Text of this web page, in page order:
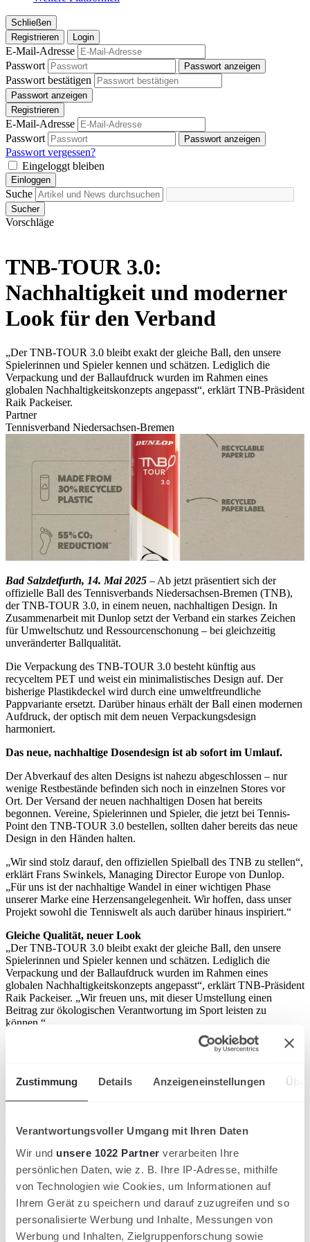
Zustimmung Details Anzeigeneinstellungen
Verantwortungsvoller Umgang mit Ihren Daten
Wir und unsere 1022 Partner verarbeiten Ihre
persönlichen Daten, wie z. B. Ihre IP-Adresse, mithilfe
von Technologien wie Cookies, um Informationen auf
Ihrem Gerät zu speichern und darauf zuzugreifen und so
personalisierte Werbung und Inhalte, Messungen von
Werbung und Inhalten, Zielgruppenforschung sowie
Schließen
Registrieren
Login
E-Mail-Adresse
Passwort
Passwort anzeigen
Passwort bestätigen
Passwort anzeigen
Registrieren
E-Mail-Adresse
Passwort
Passwort anzeigen
Passwort vergessen?
Eingeloggt bleiben
Einloggen
Suche
Sucher
Vorschläge
TNB-TOUR 3.0:
Nachhaltigkeit und moderner
Look für den Verband
„Der TNB-TOUR 3.0 bleibt exakt der gleiche Ball, den unsere
Spielerinnen und Spieler kennen und schätzen. Lediglich die
Verpackung und der Ballaufdruck wurden im Rahmen eines
globalen Nachhaltigkeitskonzepts angepasst“, erklärt TNB-Präsident
Raik Packeiser.
Partner
Tennisverband Niedersachsen-Bremen
Bad Salzdetfurth, 14. Mai 2025 – Ab jetzt präsentiert sich der
offizielle Ball des Tennisverbands Niedersachsen-Bremen (TNB),
der TNB-TOUR 3.0, in einem neuen, nachhaltigen Design. In
Zusammenarbeit mit Dunlop setzt der Verband ein starkes Zeichen
für Umweltschutz und Ressourcenschonung – bei gleichzeitig
unveränderter Ballqualität.
Die Verpackung des TNB-TOUR 3.0 besteht künftig aus
recyceltem PET und weist ein minimalistisches Design auf. Der
bisherige Plastikdeckel wird durch eine umweltfreundliche
Pappvariante ersetzt. Darüber hinaus erhält der Ball einen modernen
Aufdruck, der optisch mit dem neuen Verpackungsdesign
harmoniert.
Das neue, nachhaltige Dosendesign ist ab sofort im Umlauf.
Der Abverkauf des alten Designs ist nahezu abgeschlossen – nur
wenige Restbestände befinden sich noch in einzelnen Stores vor
Ort. Der Versand der neuen nachhaltigen Dosen hat bereits
begonnen. Vereine, Spielerinnen und Spieler, die jetzt bei Tennis-
Point den TNB-TOUR 3.0 bestellen, sollten daher bereits das neue
Design in den Händen halten.
„Wir sind stolz darauf, den offiziellen Spielball des TNB zu stellen“,
erklärt Frans Swinkels, Managing Director Europe von Dunlop.
„Für uns ist der nachhaltige Wandel in einer wichtigen Phase
unserer Marke eine Herzensangelegenheit. Wir hoffen, dass unser
Projekt sowohl die Tenniswelt als auch darüber hinaus inspiriert.“
Gleiche Qualität, neuer Look
„Der TNB-TOUR 3.0 bleibt exakt der gleiche Ball, den unsere
Spielerinnen und Spieler kennen und schätzen. Lediglich die
Verpackung und der Ballaufdruck wurden im Rahmen eines
globalen Nachhaltigkeitskonzepts angepasst“, erklärt TNB-Präsident
Raik Packeiser. „Wir freuen uns, mit dieser Umstellung einen
Beitrag zur ökologischen Verantwortung im Sport leisten zu
können.“
Reibungsloser Übergang für Vereine und Turniere
Einfluss auf den Spielbetrieb, da beide Dosen denselben Ball
keine Komplikationen: „Für unsere Vereine und Turnierausrichter ist
verläuft“, betont Jörg Kutkowski, TNB-Vizepräsident für
Mannschafts- und Wettkampfsport. „Unabhängig vom
Verpackungsdesign bleibt die Qualität des Balls unverändert, sodass
eine Mischung problemlos möglich ist.“
Mit diesem Schritt bekräftigt der TNB sein Engagement für
nachhaltiges Handeln und setzt gemeinsam mit Dunlop ein